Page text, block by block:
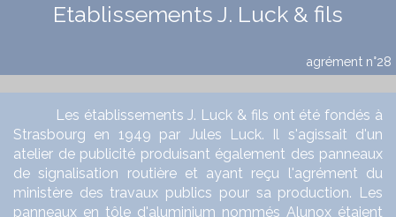
Etablissements J. Luck & fils
agrément n°28
Les établissements J. Luck & fils ont été fondés à
Strasbourg en 1949 par Jules Luck. Il s'agissait d'un
atelier de publicité produisant également des panneaux
de signalisation routière et ayant reçu l'agrément du
ministère des travaux publics pour sa production. Les
panneaux en tôle d'aluminium nommés Alunox étaient